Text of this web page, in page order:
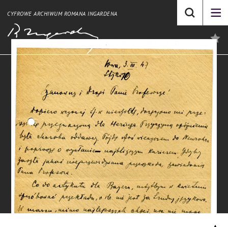
CYFROWE ARCHIWUM ROMANA INGARDENA